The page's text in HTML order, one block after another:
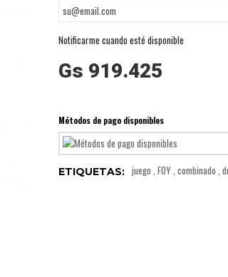
Notificarme cuando esté disponible
Gs 919.425
Métodos de pago disponibles
ETIQUETAS: juego FOY combinado